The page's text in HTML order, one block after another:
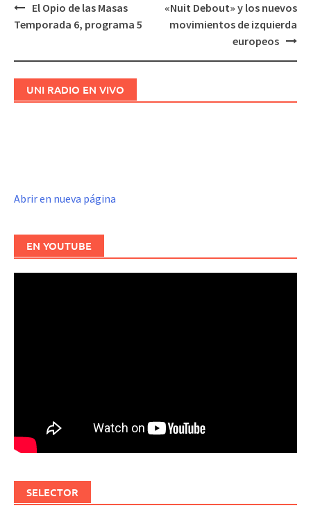
Navegación
El Opio de las Masas
Temporada 6, programa 5
«Nuit Debout» y los nuevos
movimientos de izquierda
europeos
UNI RADIO EN VIVO
Abrir en nueva página
EN YOUTUBE
SELECTOR